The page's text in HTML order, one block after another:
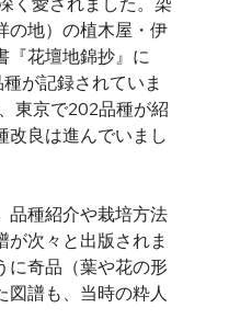
の地）の植木屋・伊
『花壇地錦抄』に
が記録されていま
東京で202品種が紹
改良は進んでいまし
品種紹介や栽培方法
が次々と出版されま
に奇品（葉や花の形
図譜も、当時の粋人